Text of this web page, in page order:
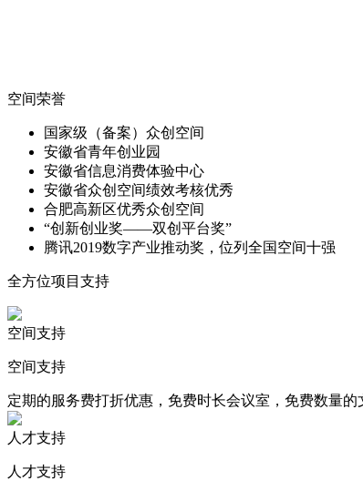
空间荣誉
国家级（备案）众创空间
安徽省青年创业园
安徽省信息消费体验中心
安徽省众创空间绩效考核优秀
合肥高新区优秀众创空间
“创新创业奖——双创平台奖”
腾讯2019数字产业推动奖，位列全国空间十强
全方位项目支持
空间支持
空间支持
定期的服务费打折优惠，免费时长会议室，免费数量
人才支持
人才支持